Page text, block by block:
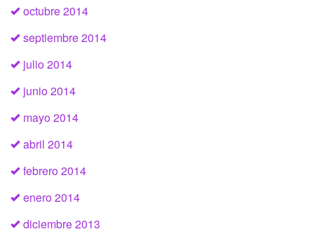
octubre 2014
septiembre 2014
julio 2014
junio 2014
mayo 2014
abril 2014
febrero 2014
enero 2014
diciembre 2013